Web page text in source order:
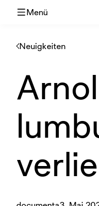
Menü
Neuigkeiten